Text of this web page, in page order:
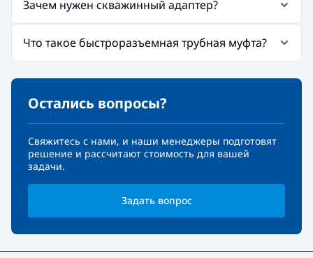
Зачем нужен скважинный адаптер?
Что такое быстроразъемная трубная муфта?
Остались вопросы?
Свяжитесь с нами, и наши менеджеры подготовят
решение и рассчитают стоимость для вашей
задачи.
Задать вопрос